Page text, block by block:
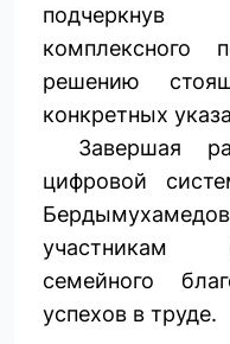
комплексного
решению
конкретных
Завершая
цифровой
участникам
семейного
успехов в труде.